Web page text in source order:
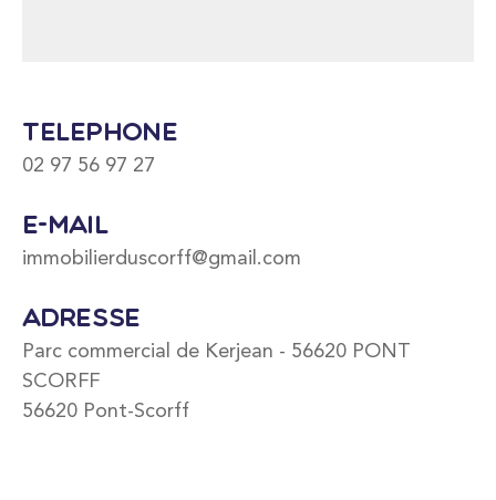
Téléphone
02 97 56 97 27
E-mail
immobilierduscorff@gmail.com
Adresse
Parc commercial de Kerjean - 56620 PONT
SCORFF
56620 Pont-Scorff